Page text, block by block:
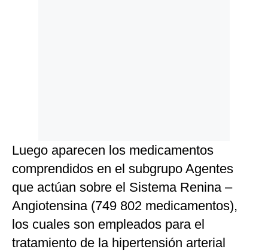
Luego aparecen los medicamentos
comprendidos en el subgrupo Agentes
que actúan sobre el Sistema Renina –
Angiotensina (749 802 medicamentos),
los cuales son empleados para el
tratamiento de la hipertensión arterial